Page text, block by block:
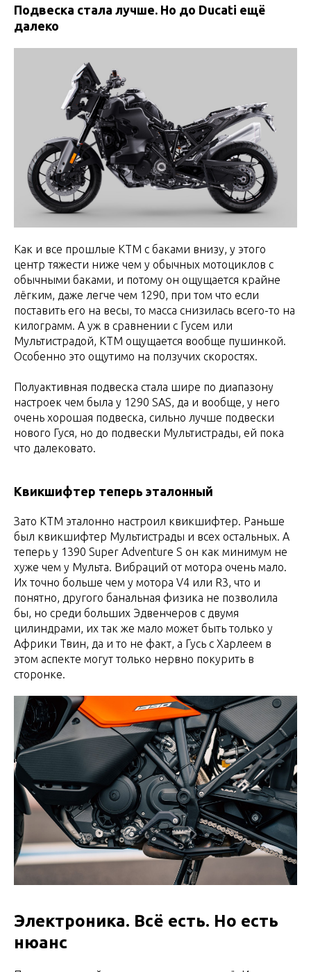
Подвеска стала лучше. Но до Ducati ещё
далеко
Как и все прошлые КТМ с баками внизу, у этого
центр тяжести ниже чем у обычных мотоциклов с
обычными баками, и потому он ощущается крайне
лёгким, даже легче чем 1290, при том что если
поставить его на весы, то масса снизилась всего-то на
килограмм. А уж в сравнении с Гусем или
Мультистрадой, КТМ ощущается вообще пушинкой.
Особенно это ощутимо на ползучих скоростях.
Полуактивная подвеска стала шире по диапазону
настроек чем была у 1290 SAS, да и вообще, у него
очень хорошая подвеска, сильно лучше подвески
нового Гуся, но до подвески Мультистрады, ей пока
что далековато.
Квикшифтер теперь эталонный
Зато КТМ эталонно настроил квикшифтер. Раньше
был квикшифтер Мультистрады и всех остальных. А
теперь у 1390 Super Adventure S он как минимум не
хуже чем у Мульта. Вибраций от мотора очень мало.
Их точно больше чем у мотора V4 или R3, что и
понятно, другого банальная физика не позволила
бы, но среди больших Эдвенчеров с двумя
цилиндрами, их так же мало может быть только у
Африки Твин, да и то не факт, а Гусь с Харлеем в
этом аспекте могут только нервно покурить в
сторонке.
Электроника. Всё есть. Но есть
нюанс